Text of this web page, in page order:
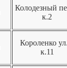
Колодезный
к.2
Короленко
к.11